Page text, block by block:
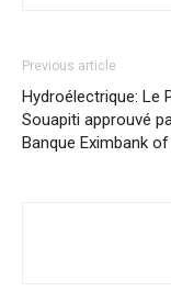
Previous article
Hydroélectrique: Le
Souapiti approuvé
Banque Eximbank